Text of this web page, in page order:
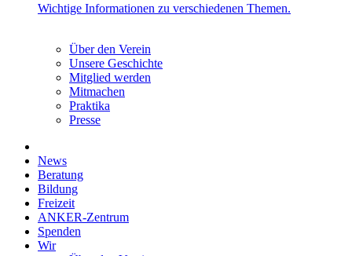
Wichtige Informationen zu verschiedenen Themen.
Über den Verein
Unsere Geschichte
Mitglied werden
Mitmachen
Praktika
Presse
News
Beratung
Bildung
Freizeit
ANKER-Zentrum
Spenden
Wir